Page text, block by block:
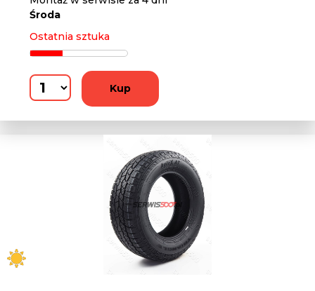
Środa
Ostatnia sztuka
Kup